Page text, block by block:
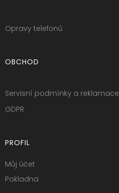
Opravy telefonů
OBCHOD
Servisní podmínky a reklamace
GDPR
PROFIL
Můj účet
Pokladna